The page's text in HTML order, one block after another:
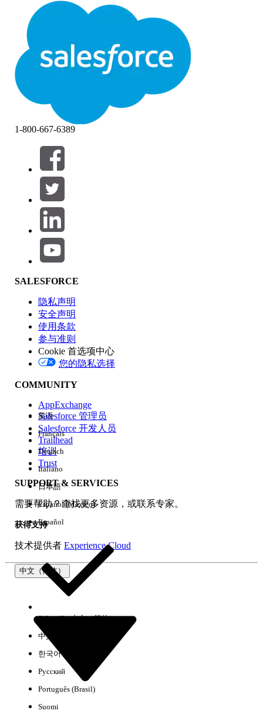
筛选器 (0)
选择筛选器
产品区域
功能影响
版本
体验
以下是一些搜索提示
1-800-667-6389
SALESFORCE
隐私声明
安全声明
使用条款
参与准则
Cookie 首选项中心
您的隐私选择
COMMUNITY
AppExchange
Salesforce 管理员
Salesforce 开发人员
Trailhead
培训
Trust
SUPPORT & SERVICES
需要帮助？查找更多资源，或联系专家。
获得支持
技术提供者 Experience Cloud
中文（简体）
英语
Français
Deutsch
Italiano
日本語
Español (México)
Español
Select Org中文（简体）
中文（繁体）
한국어
Русский
Português (Brasil)
Suomi